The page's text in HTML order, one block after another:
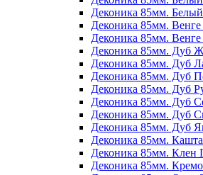
Деконика 85мм.
Деконика 85мм. Венге
Деконика 85мм.
Деконика 85мм. Дуб
Деконика 85мм. Дуб
Деконика 85мм. Дуб
Деконика 85мм. Дуб
Деконика 85мм. Дуб
Деконика 85мм. Дуб
Деконика 85мм. Дуб
Деконика 85мм.
Деконика 85мм. Клен
Деконика 85мм.